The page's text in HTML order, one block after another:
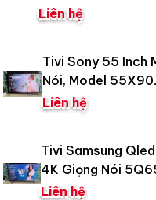
Liên hệ
Tivi Sony 55 Inch
Nói, Model
Liên hệ
Tivi Samsung
4K Giọng Nói
Liên hệ